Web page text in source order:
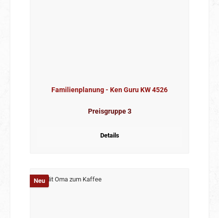
Familienplanung - Ken Guru KW 4526
Preisgruppe 3
Details
Neu